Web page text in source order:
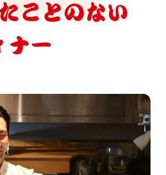
ことのない
ナー